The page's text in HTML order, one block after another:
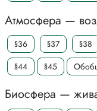
Атмосфера —
§36 §37 §38
§44
§45
Биосфера —